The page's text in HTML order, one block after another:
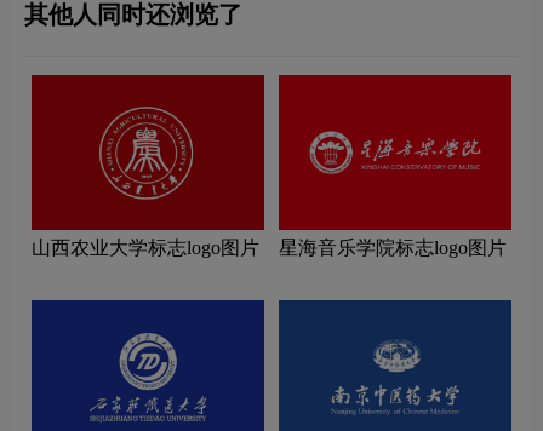
其他人同时还浏览了
山西农业大学标志logo图片 星海音乐学院标志logo图片